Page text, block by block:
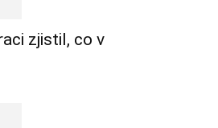
zjistil, co v